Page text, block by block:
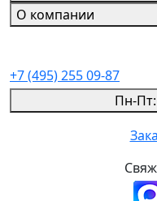
О компании
+7 (495) 255 09-87
Пн-Пт: